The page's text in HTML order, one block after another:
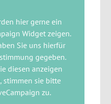
hier gerne ein
Widgetzeigen.
Sie uns hierfür
gegeben.
diesen anzeigen
stimmen sie bitte
zu.